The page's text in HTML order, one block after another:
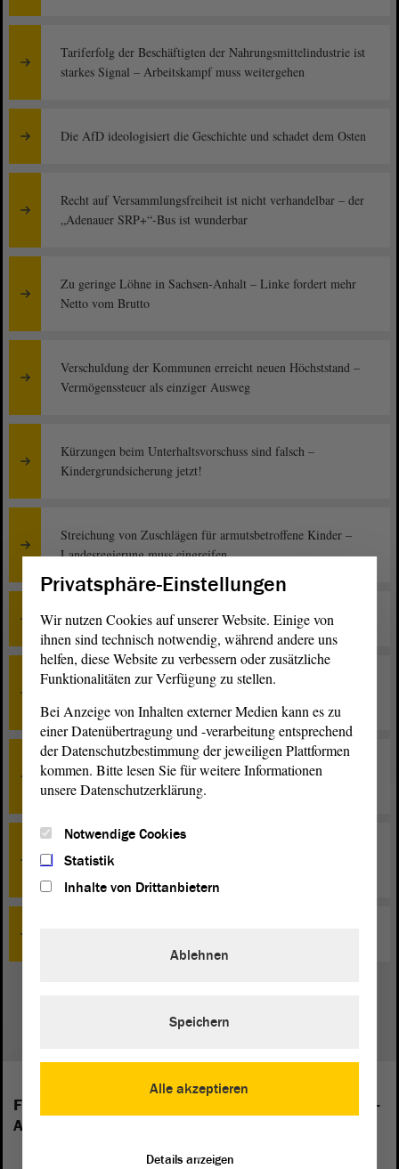
Tariferfolg der Beschäftigten der Nahrungsmittelindustrie ist
starkes Signal – Arbeitskampf muss weitergehen
Die AfD ideologisiert die Geschichte und schadet dem Osten
Recht auf Versammlungsfreiheit ist nicht verhandelbar – der
„Adenauer SRP+“-Bus ist wunderbar
Zu geringe Löhne in Sachsen-Anhalt – Linke fordert mehr
Netto vom Brutto
Verschuldung der Kommunen erreicht neuen Höchststand –
Vermögenssteuer als einziger Ausweg
Kürzungen beim Unterhaltsvorschuss sind falsch –
Kindergrundsicherung jetzt!
Streichung von Zuschlägen für armutsbetroffene Kinder –
Landesregierung muss eingreifen
Ausweitung der Ladenöffnungszeiten ist unsozial
Seniorinnen und Senioren in Sachsen-Anhalt brauchen
Nebelkerzen statt Riesenreformen – Sachsen-Anhalt
besonders stark betroffen
zieht Bilanz
Folgende Fraktionen sind im Landtag von Sachsen-
Anhalt vertreten:
Privatsphäre-Einstellungen
Wir nutzen Cookies auf unserer Website. Einige von
ihnen sind technisch notwendig, während andere uns
helfen, diese Website zu verbessern oder zusätzliche
Funktionalitäten zur Verfügung zu stellen.
Bei Anzeige von Inhalten externer Medien kann es zu
einer Datenübertragung und -verarbeitung entsprechend
der Datenschutzbestimmung der jeweiligen Plattformen
kommen. Bitte lesen Sie für weitere Informationen
unsere Datenschutzerklärung.
Notwendige Cookies
Statistik
Inhalte von Drittanbietern
Alle akzeptieren
Ablehnen
Speichern
Details anzeigen